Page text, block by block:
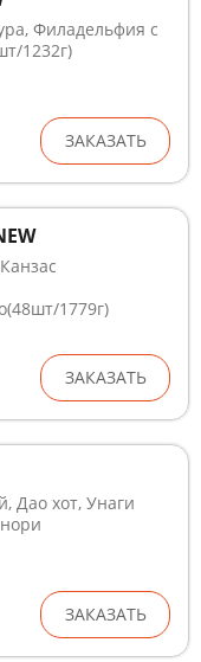
Филадельфия с
1232г)
ЗАКАЗАТЬ
1779г)
ЗАКАЗАТЬ
Дао хот, Унаги
ЗАКАЗАТЬ